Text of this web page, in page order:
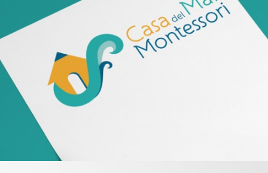
Logotipo Casa del mar Montessori
Diseño Gráfico